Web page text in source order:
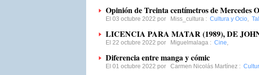
Opinión de Treinta centímetros de Mercedes
El 03 octubre 2022 por Miss_cultura : Cultura y Ocio,
LICENCIA PARA MATAR (1989), DE
El 22 octubre 2022 por Miguelmalaga : Cine,
Diferencia entre manga y cómic
El 01 octubre 2022 por Carmen Nicolás Martínez :